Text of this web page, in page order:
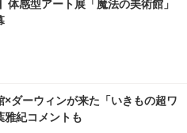
体感型アート展「魔法の美術館」
×ダーウィンが来た「いきもの超ワ
雅紀コメントも